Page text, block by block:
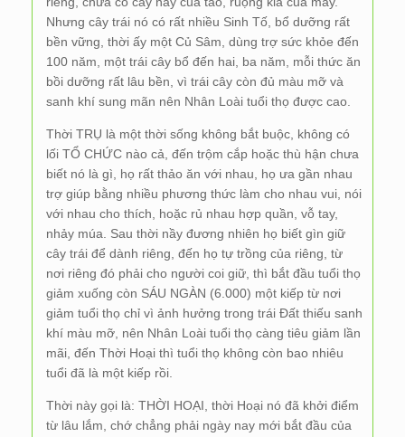
Nhưng cây trái nó có rất nhiều Sinh Tố, bổ dưỡng rất
bền vững, thời ấy một Củ Sâm, dùng trợ sức khỏe đến
100 năm, một trái cây bổ đến hai, ba năm, mỗi thức ăn
bồi dưỡng rất lâu bền, vì trái cây còn đủ màu mỡ và
sanh khí sung mãn nên Nhân Loài tuổi thọ được cao.
Thời TRỤ là một thời sống không bắt buộc, không có
lối TỔ CHỨC nào cả, đến trộm cắp hoặc thù hận chưa
biết nó là gì, họ rất thảo ăn với nhau, họ ưa gần nhau
trợ giúp bằng nhiều phương thức làm cho nhau vui, nói
với nhau cho thích, hoặc rủ nhau hợp quần, vỗ tay,
nhảy múa. Sau thời nầy đương nhiên họ biết gìn giữ
cây trái để dành riêng, đến họ tự trồng của riêng, từ
nơi riêng đó phải cho người coi giữ, thì bắt đầu tuổi thọ
giảm xuống còn SÁU NGÀN (6.000) một kiếp từ nơi
giảm tuổi thọ chỉ vì ảnh hưởng trong trái Đất thiếu sanh
khí màu mỡ, nên Nhân Loài tuổi thọ càng tiêu giảm lần
mãi, đến Thời Hoại thì tuổi thọ không còn bao nhiêu
tuổi đã là một kiếp rồi.
Thời này gọi là: THỜI HOẠI, thời Hoại nó đã khởi điểm
từ lâu lắm, chớ chẳng phải ngày nay mới bắt đầu của